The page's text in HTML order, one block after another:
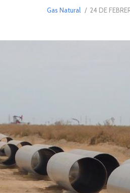
Gas Natural
POSTED
24 DE